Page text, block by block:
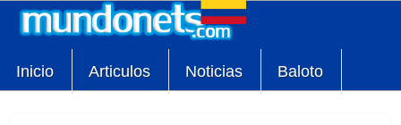
Inicio Articulos Noticias Baloto